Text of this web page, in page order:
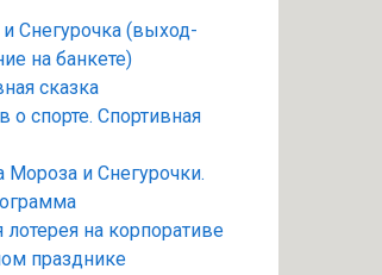
Снегурочка (выход-
на банкете)
сказка
о спорте. Спортивная
и Снегурочки.
лотерея на корпоративе
празднике